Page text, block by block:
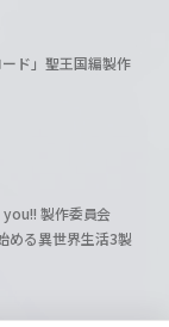
ド」聖王国編製作
製作委員会
める異世界生活3製